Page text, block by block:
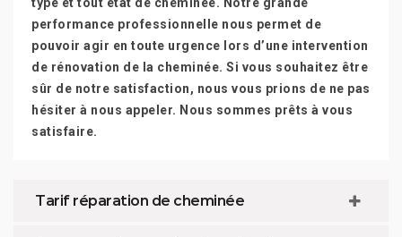
performance professionnelle nous permet de
pouvoir agir en toute urgence lors d’une intervention
de rénovation de la cheminée. Si vous souhaitez être
sûr de notre satisfaction, nous vous prions de ne pas
hésiter à nous appeler. Nous sommes prêts à vous
satisfaire.
Tarif réparation de cheminée